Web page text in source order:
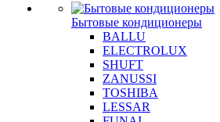
Бытовые кондиционеры
BALLU
ELECTROLUX
SHUFT
ZANUSSI
TOSHIBA
LESSAR